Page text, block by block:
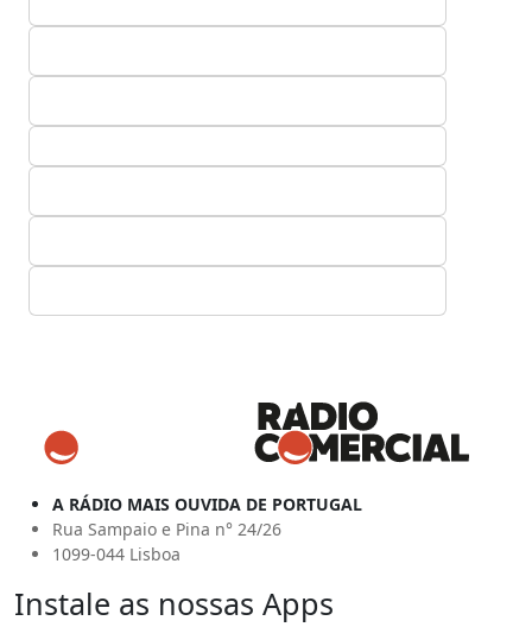
A RÁDIO MAIS OUVIDA DE PORTUGAL
Rua Sampaio e Pina n° 24/26
1099-044 Lisboa
Instale as nossas Apps